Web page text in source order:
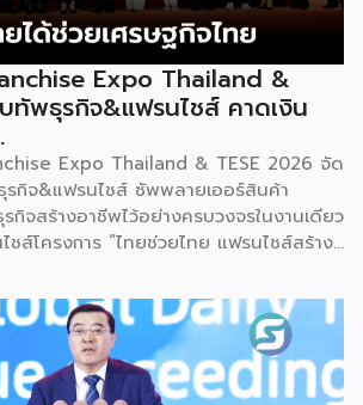
Expo Thailand &
ทัพธุรกิจ&แฟรนไชส์ คาดเงิน
Expo Thailand & TESE 2026 จัด
กิจ&แฟรนไชส์ ซัพพลายเออร์สินค้า
กิจสร้างอาชีพไว้อย่างครบวงจรในงานเดียว
ส์โครงการ “ไทยช่วยไทย แฟรนไชส์สร้าง
นที่ 15,000 ตารางเมตร หวังเป็นทาง
และพยุงเศรษฐกิจไทยให้ฟื้นตัว เสิร์ฟครบ
และทำเลทองทั่วประเทศ พร้อมเสวนาให้
ฒิคับคั่ง และกิจกรรมเจรจาจับคู่ธุรกิจทั้งใน